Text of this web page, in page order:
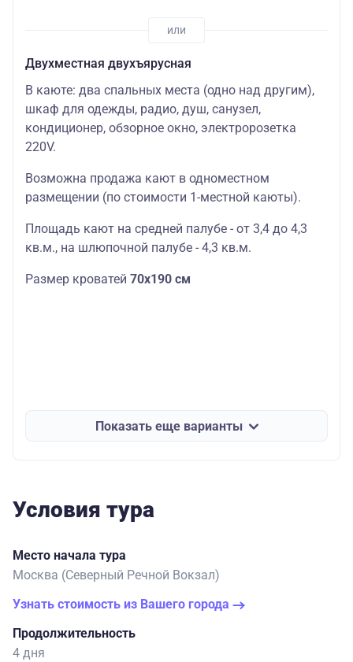
Двухместная двухъярусная
В каюте: два спальных места (одно над другим),
шкаф для одежды, радио, душ, санузел,
кондиционер, обзорное окно, электророзетка
220V.
Возможна продажа кают в одноместном
размещении (по стоимости 1-местной каюты).
Площадь кают на средней палубе - от 3,4 до 4,3
кв.м., на шлюпочной палубе - 4,3 кв.м.
Размер кроватей 70х190 см
Показать еще варианты
Условия тура
Место начала тура
Москва (Северный Речной Вокзал)
Узнать стоимость из Вашего города
Продолжительность
4 дня